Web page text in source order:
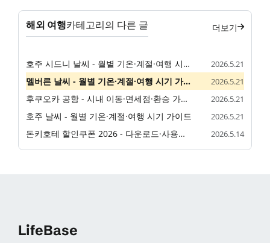
해외 여행카테고리의 다른 글 더보기
호주 시드니 날씨 - 월별 기온·계절·여행 시기 정리 2026.5.21
멜버른 날씨 - 월별 기온·계절·여행 시기 가이드 2026.5.21
후쿠오카 공항 - 시내 이동·면세점·환승 가이드 2026.5.21
호주 날씨 - 월별 기온·계절·여행 시기 가이드 2026.5.21
돈키호테 할인쿠폰 2026 - 다운로드·사용법·할인율 안내 2026.5.14
LifeBase